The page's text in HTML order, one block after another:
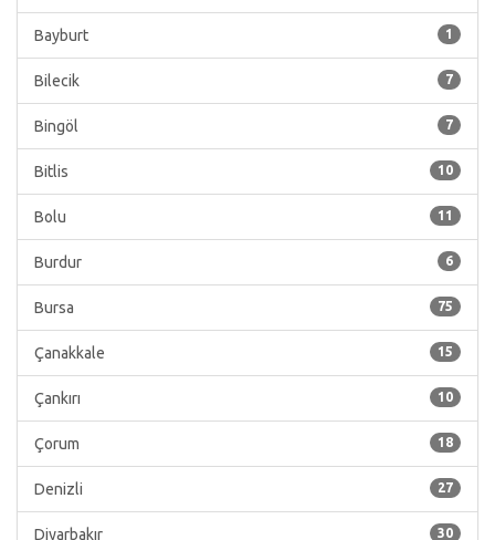
1
Bayburt
7
Bilecik
7
Bingöl
10
Bitlis
11
Bolu
6
Burdur
75
Bursa
15
Çanakkale
10
Çankırı
18
Çorum
27
Denizli
30
Diyarbakır